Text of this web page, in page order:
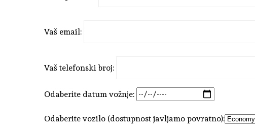
Vaš email:
Vaš telefonski broj:
Odaberite datum vožnje:
Odaberite vozilo (dostupnost javljamo povratno):